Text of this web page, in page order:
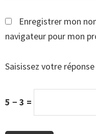
Enregistrer mon
navigateur pour mon
Saisissez votre
5 − 3 =